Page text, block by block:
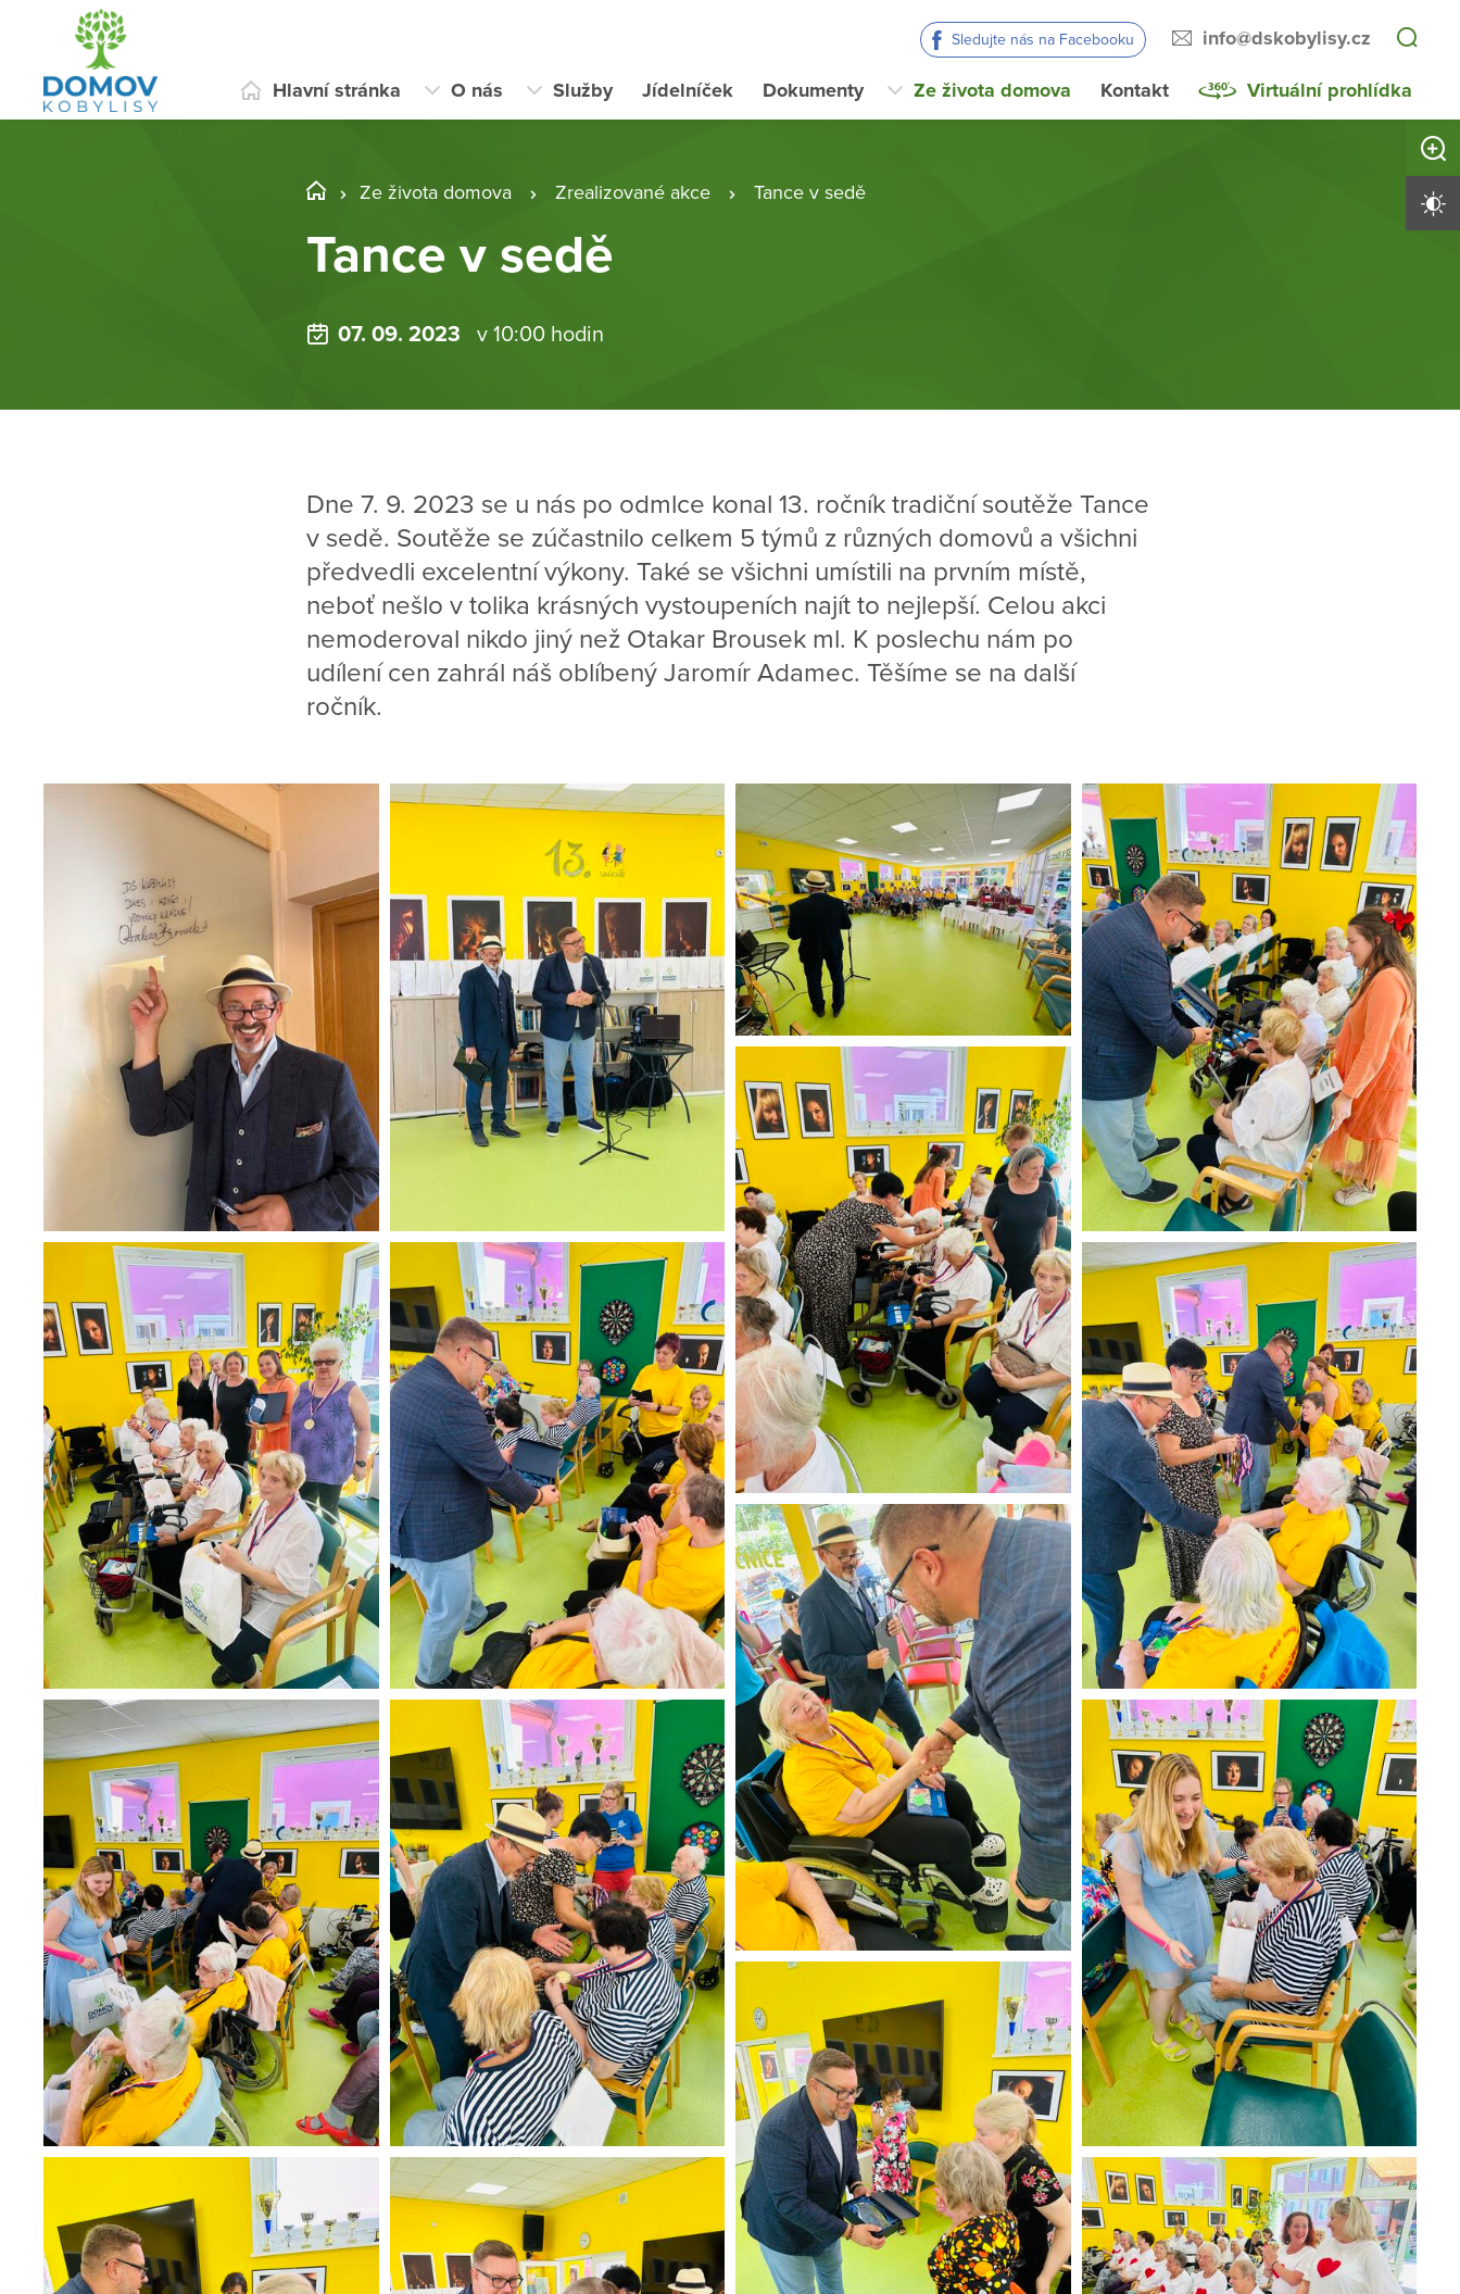
Sledujte nás na Facebooku info@dskobylisy.cz
Hlavní stránka O nás Služby Jídelníček Dokumenty Ze života domova Kontakt Virtuální prohlídka
Ze života domova Zrealizované akce Tance v sedě
Tance v sedě
07. 09. 2023 v 10:00 hodin
Dne 7. 9. 2023 se u nás po odmlce konal 13. ročník tradiční soutěže Tance
v sedě. Soutěže se zúčastnilo celkem 5 týmů z různých domovů a všichni
předvedli excelentní výkony. Také se všichni umístili na prvním místě,
neboť nešlo v tolika krásných vystoupeních najít to nejlepší. Celou akci
nemoderoval nikdo jiný než Otakar Brousek ml. K poslechu nám po
udílení cen zahrál náš oblíbený Jaromír Adamec. Těšíme se na další
ročník.